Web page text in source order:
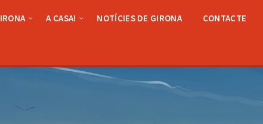
A CASA! NOTÍCIES DE GIRONA CONTACTE